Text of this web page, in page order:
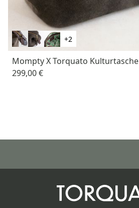
+2
Mompty X Torquato Kulturtasche
299,00 €